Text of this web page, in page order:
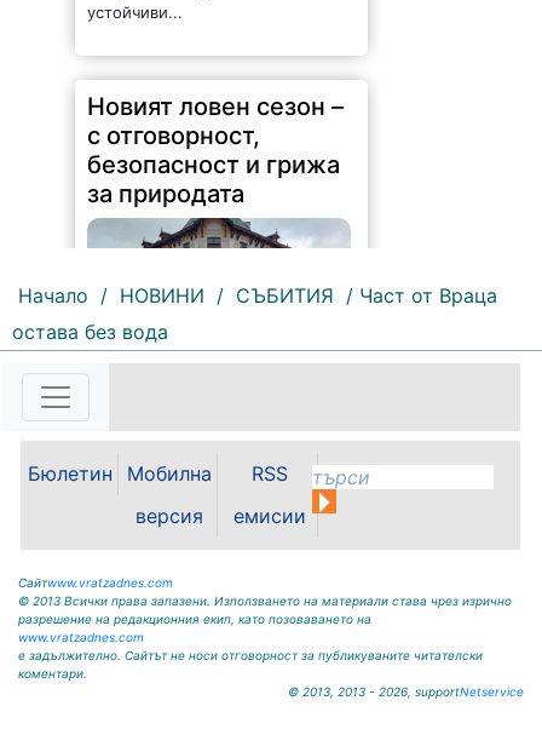
устойчиви...
Новият ловен сезон –
с отговорност,
безопасност и грижа
за природата
239 |
държавно предприятие – ДП
случай откриването на ловния
Уважаеми ловци, уважаеми
Начало / НОВИНИ / СЪБИТИЯ / Част от Враца
остава без вода
Бюлетин
Мобилна
версия
RSS
емисии
Сайтwww.vratzadnes.com
© 2013 Всички права запазени. Използването на материали става чрез изрично
разрешение на редакционния екип, като позоваването на
www.vratzadnes.com
е задължително. Сайтът не носи отговорност за публикуваните читателски
коментари.
© 2013, 2013 - 2026, supportNetservice